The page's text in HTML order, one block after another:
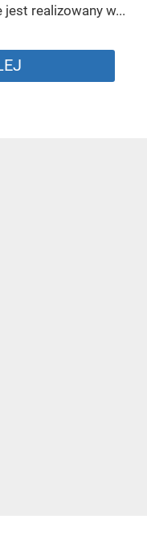
realizowany w...